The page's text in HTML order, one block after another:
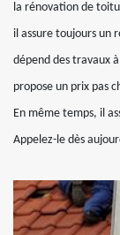
la rénovation de
il assure toujours un
dépend des travaux
propose un prix pas
En même temps, il
Appelez-le dès